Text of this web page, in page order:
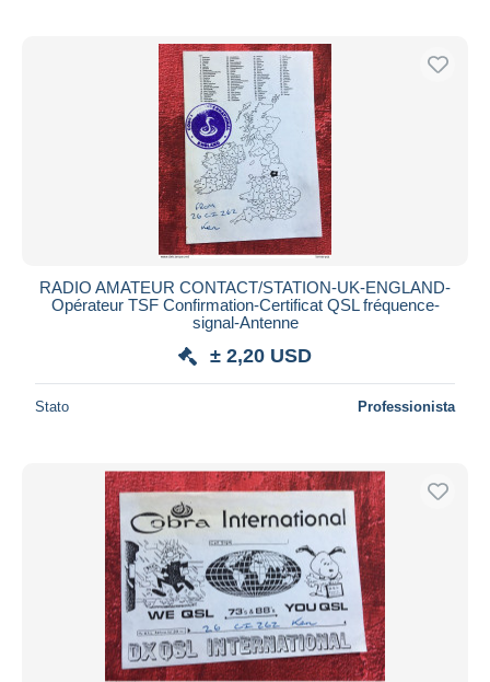
RADIO AMATEUR CONTACT/STATION-UK-ENGLAND-
Opérateur TSF Confirmation-Certificat QSL fréquence-
signal-Antenne
± 2,20 USD
Stato Professionista